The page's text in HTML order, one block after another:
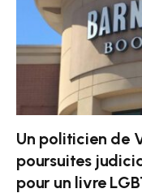
Un politicien de
poursuites
pour un livre